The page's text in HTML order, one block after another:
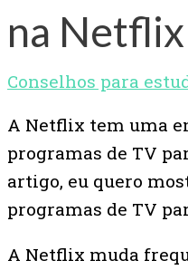
na Netflix
Conselhos para
A Netflix tem uma
programas de TV
artigo, eu quero
programas de TV
A Netflix muda